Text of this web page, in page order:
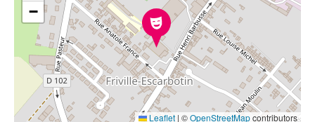
−
Leaflet | ©OpenStreetMapcontributors